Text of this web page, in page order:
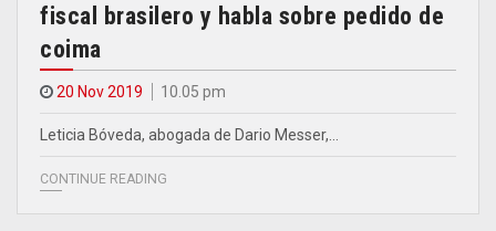
fiscal brasilero y habla sobre pedido de
coima
20 Nov 2019 10.05 pm
Leticia Bóveda, abogada de Dario Messer,…
CONTINUE READING